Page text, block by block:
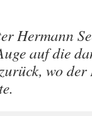
Hermann
auf die
wo der